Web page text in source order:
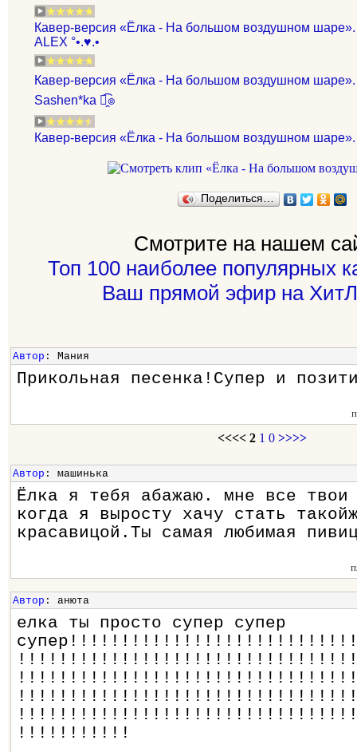
Кавер-версия «Ёлка - На большом воздушном шаре».
ALEX °•.♥.•
Кавер-версия «Ёлка - На большом воздушном
Sashen*ka ๏̯͡๏
Кавер-версия «Ёлка - На большом воздушном
Поделиться…
Смотрите на нашем
Топ 100 наиболее популярных
Ваш прямой эфир на
Автор : Мания
Прикольная песенка!Супер и
<<<< 2 1 0 >>>>
Автор : машинька
Ёлка я тебя абажаю. мне все твои
когда я выросту хачу стать
красавицой.Ты самая любимая
Автор : анюта
елка ты просто супер супер
!!!!!!!!!!!